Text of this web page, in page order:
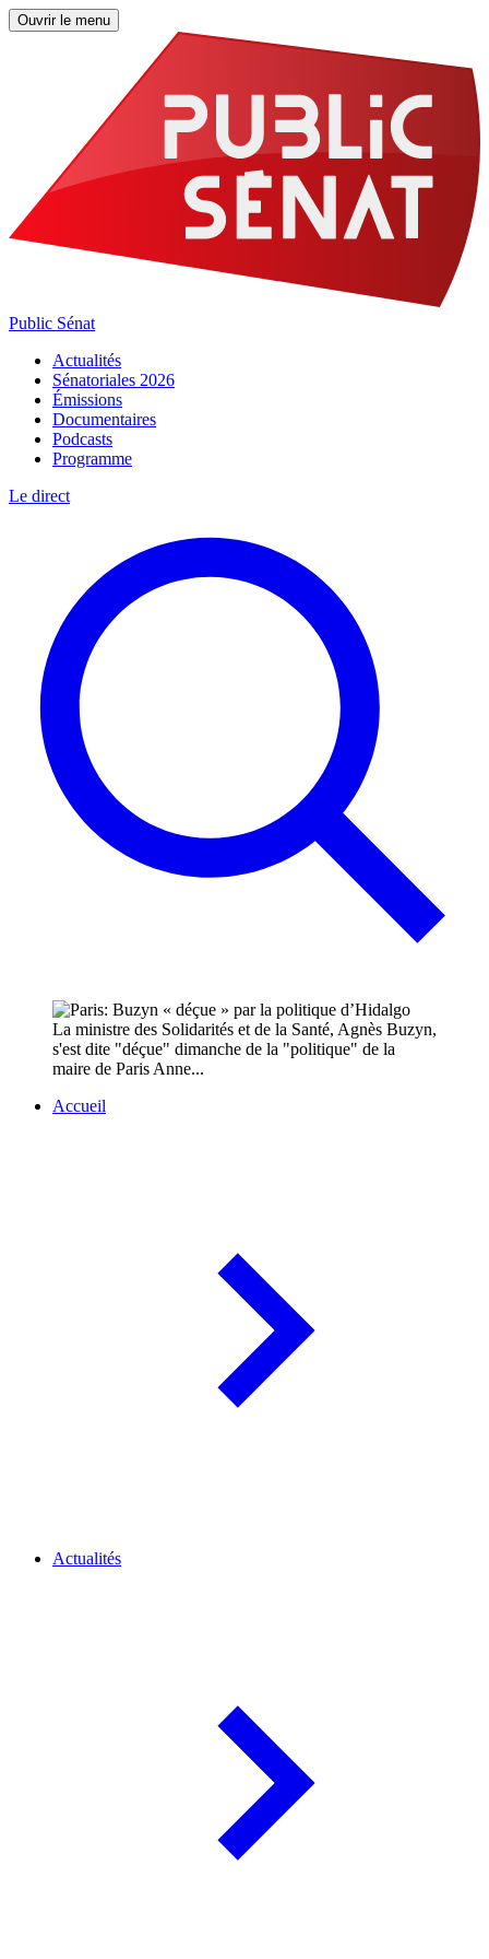
Ouvrir le menu
Public Sénat
Actualités
Sénatoriales 2026
Émissions
Documentaires
Podcasts
Programme
Le direct
La ministre des Solidarités et de la Santé, Agnès Buzyn,
s'est dite "déçue" dimanche de la "politique" de la
maire de Paris Anne...
Accueil
Actualités